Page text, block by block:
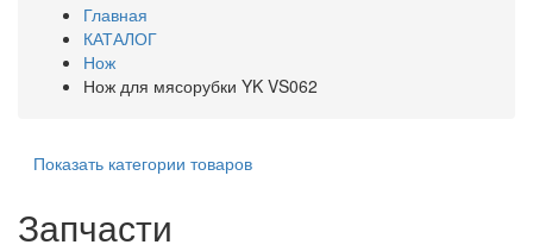
Главная
КАТАЛОГ
Нож
Нож для мясорубки YK VS062
Показать категории товаров
Запчасти